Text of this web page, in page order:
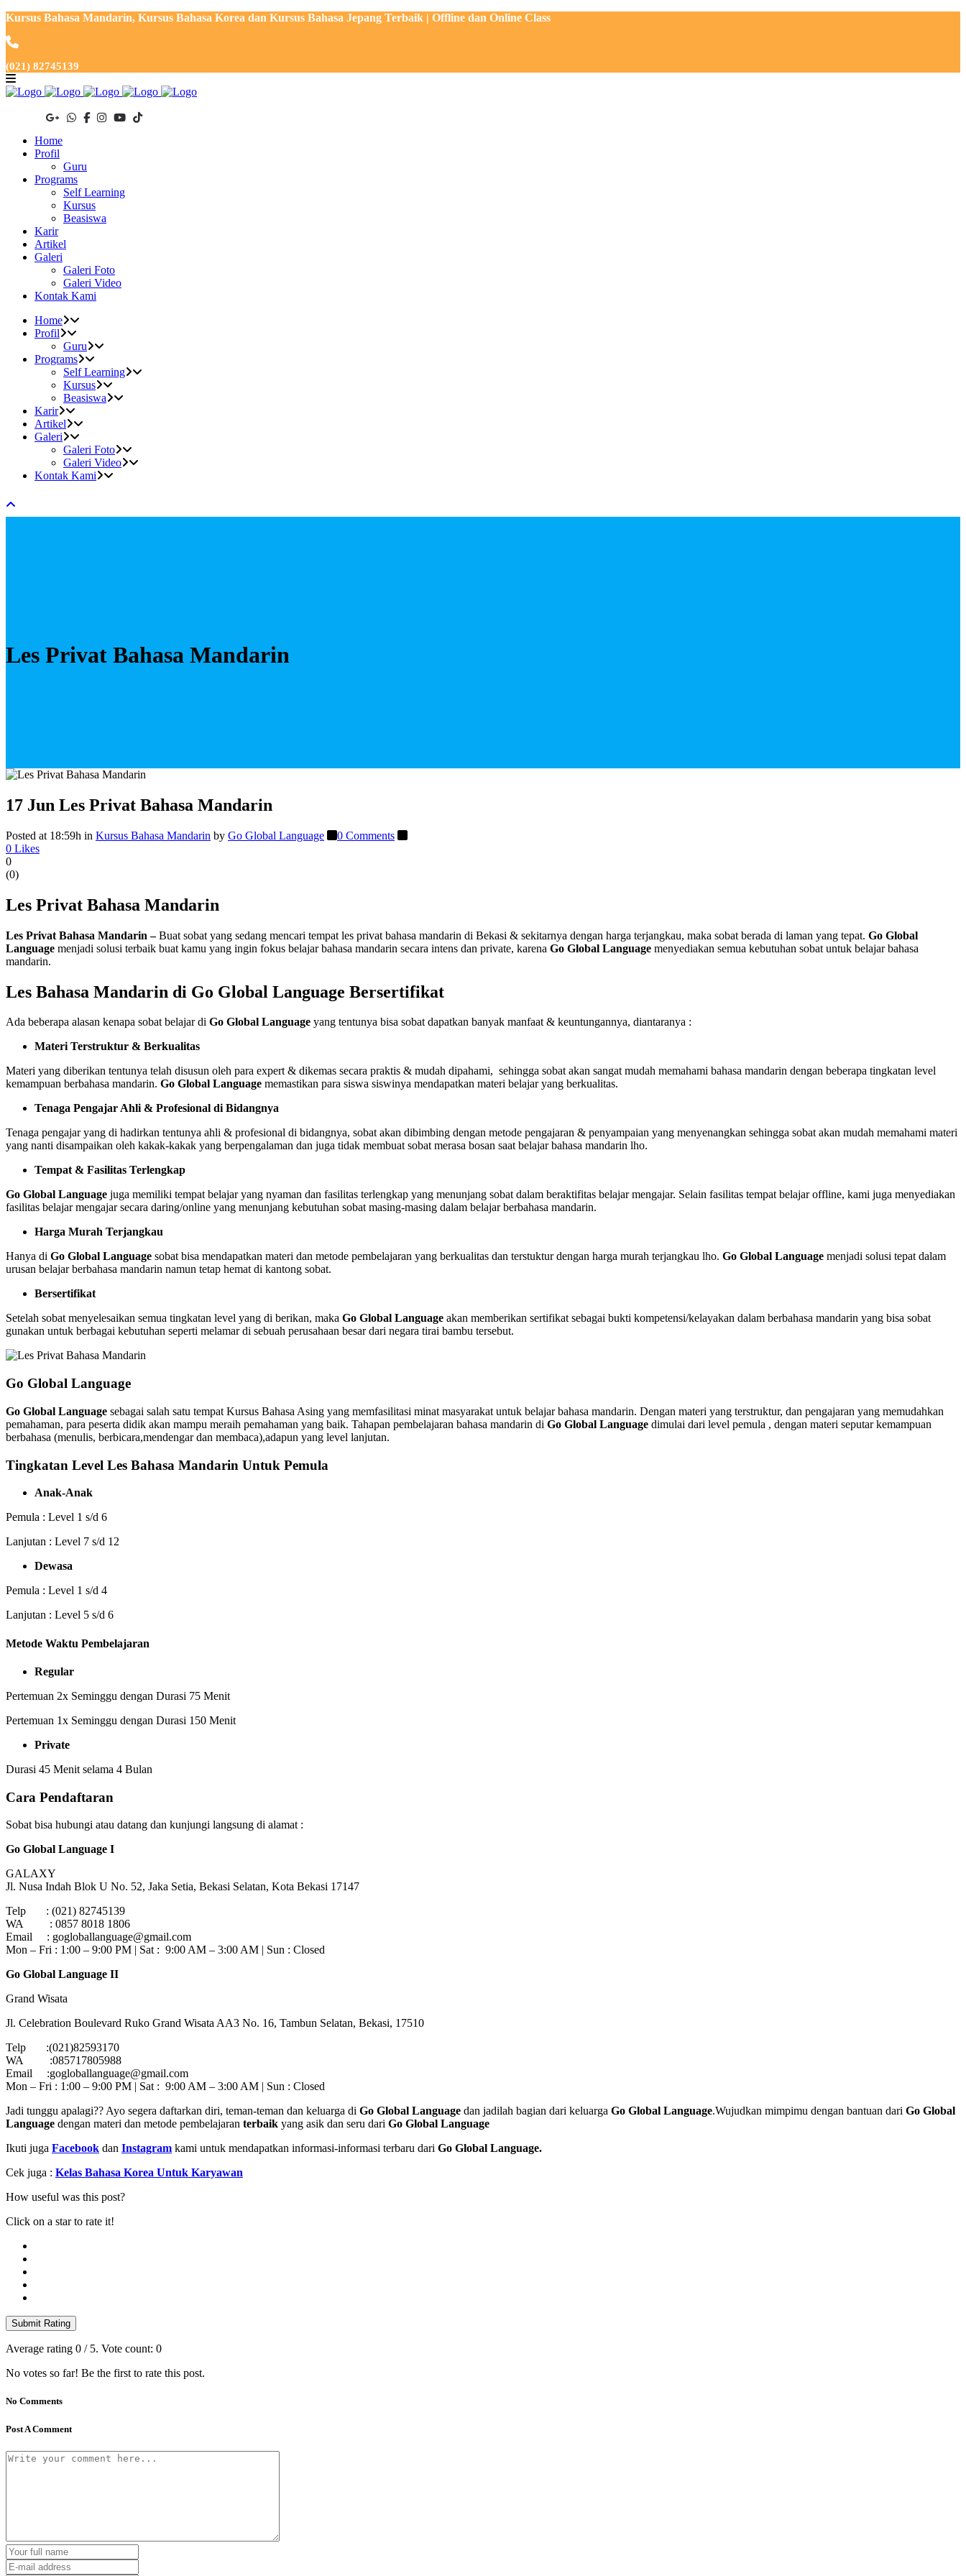
Kursus Bahasa Mandarin, Kursus Bahasa Korea dan Kursus Bahasa Jepang Terbaik | Offline dan Online Class
(021) 82745139
Home
Profil
Guru
Programs
Self Learning
Kursus
Beasiswa
Karir
Artikel
Galeri
Galeri Foto
Galeri Video
Kontak Kami
Home
Profil
Guru
Programs
Self Learning
Kursus
Beasiswa
Karir
Artikel
Galeri
Galeri Foto
Galeri Video
Kontak Kami
Les Privat Bahasa Mandarin
17 Jun Les Privat Bahasa Mandarin
Posted at 18:59h in Kursus Bahasa Mandarin by Go Global Language
0 Comments
0 Likes
0
(0)
Les Privat Bahasa Mandarin
Les Privat Bahasa Mandarin –Buat sobat yang sedang mencari tempat les privat bahasa mandarin di Bekasi & sekitarnya dengan harga terjangkau, maka sobat berada di laman yang tepat. Go Global
Language menjadi solusi terbaik buat kamu yang ingin fokus belajar bahasa mandarin secara intens dan private, karena Go Global Language menyediakan semua kebutuhan sobat untuk belajar bahasa
mandarin.
Les Bahasa Mandarin di Go Global Language Bersertifikat
Ada beberapa alasan kenapa sobat belajar di Go Global Language yang tentunya bisa sobat dapatkan banyak manfaat & keuntungannya, diantaranya :
Materi Terstruktur & Berkualitas
Materi yang diberikan tentunya telah disusun oleh para expert & dikemas secara praktis & mudah dipahami, sehingga sobat akan sangat mudah memahami bahasa mandarin dengan beberapa tingkatan level
kemampuan berbahasa mandarin. Go Global Language memastikan para siswa siswinya mendapatkan materi belajar yang berkualitas.
Tenaga Pengajar Ahli & Profesional di Bidangnya
Tenaga pengajar yang di hadirkan tentunya ahli & profesional di bidangnya, sobat akan dibimbing dengan metode pengajaran & penyampaian yang menyenangkan sehingga sobat akan mudah memahami materi
yang nanti disampaikan oleh kakak-kakak yang berpengalaman dan juga tidak membuat sobat merasa bosan saat belajar bahasa mandarin lho.
Tempat & Fasilitas Terlengkap
Go Global Language juga memiliki tempat belajar yang nyaman dan fasilitas terlengkap yang menunjang sobat dalam beraktifitas belajar mengajar. Selain fasilitas tempat belajar offline, kami juga menyediakan
fasilitas belajar mengajar secara daring/online yang menunjang kebutuhan sobat masing-masing dalam belajar berbahasa mandarin.
Harga Murah Terjangkau
Hanya di Go Global Language sobat bisa mendapatkan materi dan metode pembelajaran yang berkualitas dan terstuktur dengan harga murah terjangkau lho. Go Global Language menjadi solusi tepat dalam
urusan belajar berbahasa mandarin namun tetap hemat di kantong sobat.
Bersertifikat
Setelah sobat menyelesaikan semua tingkatan level yang di berikan, maka Go Global Language akan memberikan sertifikat sebagai bukti kompetensi/kelayakan dalam berbahasa mandarin yang bisa sobat
gunakan untuk berbagai kebutuhan seperti melamar di sebuah perusahaan besar dari negara tirai bambu tersebut.
Go Global Language
Go Global Language sebagai salah satu tempat Kursus Bahasa Asing yang memfasilitasi minat masyarakat untuk belajar bahasa mandarin. Dengan materi yang terstruktur, dan pengajaran yang memudahkan
pemahaman, para peserta didik akan mampu meraih pemahaman yang baik. Tahapan pembelajaran bahasa mandarin di Go Global Language dimulai dari level pemula , dengan materi seputar kemampuan
berbahasa (menulis, berbicara,mendengar dan membaca),adapun yang level lanjutan.
Tingkatan Level Les Bahasa Mandarin Untuk Pemula
Anak-Anak
Pemula : Level 1 s/d 6
Lanjutan : Level 7 s/d 12
Dewasa
Pemula : Level 1 s/d 4
Lanjutan : Level 5 s/d 6
Metode Waktu Pembelajaran
Regular
Pertemuan 2x Seminggu dengan Durasi 75 Menit
Pertemuan 1x Seminggu dengan Durasi 150 Menit
Private
Durasi 45 Menit selama 4 Bulan
Cara Pendaftaran
Sobat bisa hubungi atau datang dan kunjungi langsung di alamat :
Go Global Language I
GALAXY
Jl. Nusa Indah Blok U No. 52, Jaka Setia, Bekasi Selatan, Kota Bekasi 17147
Telp : (021) 82745139
WA : 0857 8018 1806
Email : gogloballanguage@gmail.com
Mon – Fri : 1:00 – 9:00 PM | Sat : 9:00 AM – 3:00 AM | Sun : Closed
Go Global Language II
Grand Wisata
Jl. Celebration Boulevard Ruko Grand Wisata AA3 No. 16, Tambun Selatan, Bekasi, 17510
Telp :(021)82593170
WA :085717805988
Email :gogloballanguage@gmail.com
Mon – Fri : 1:00 – 9:00 PM | Sat : 9:00 AM – 3:00 AM | Sun : Closed
Jadi tunggu apalagi?? Ayo segera daftarkan diri, teman-teman dan keluarga di Go Global Language dan jadilah bagian dari keluarga Go Global Language.Wujudkan mimpimu dengan bantuan dari Go Global
Language dengan materi dan metode pembelajaran terbaik yang asik dan seru dari Go Global Language
Ikuti juga Facebook dan Instagram kami untuk mendapatkan informasi-informasi terbaru dari Go Global Language.
Cek juga : Kelas Bahasa Korea Untuk Karyawan
How useful was this post?
Click on a star to rate it!
Submit Rating
Average rating 0 / 5. Vote count: 0
No votes so far! Be the first to rate this post.
No Comments
Post A Comment